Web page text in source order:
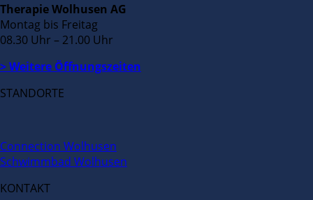
Therapie Wolhusen AG
Montag bis Freitag
08.30 Uhr – 21.00 Uhr
> Weitere Öffnungszeiten
STANDORTE
Connection Wolhusen
Schwimmbad Wolhusen
KONTAKT